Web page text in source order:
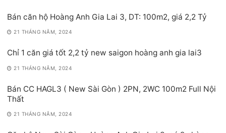
Bán căn hộ Hoàng Anh Gia Lai 3, DT: 100m2, giá 2,2 Tỷ
21 THÁNG NĂM, 2024
Chỉ 1 căn giá tốt 2,2 tỷ new saigon hoàng anh gia lai3
21 THÁNG NĂM, 2024
Bán CC HAGL3 ( New Sài Gòn ) 2PN, 2WC 100m2 Full Nội
Thất
21 THÁNG NĂM, 2024